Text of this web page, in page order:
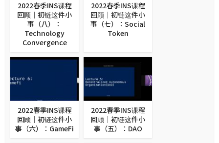
2022春季INS课程
回顾｜初链这件小
事（八）：
Technology
Convergence
2022春季INS课程
回顾｜初链这件小
事（七）：Social
Token
2022春季INS课程
回顾｜初链这件小
事（六）：GameFi
2022春季INS课程
回顾｜初链这件小
事（五）：DAO